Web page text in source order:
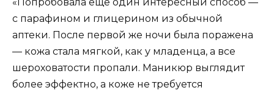
с парафином и глицерином из обычной
аптеки. После первой же ночи была поражена
— кожа стала мягкой, как у младенца, а все
шероховатости пропали. Маникюр выглядит
более эффектно, а коже не требуется